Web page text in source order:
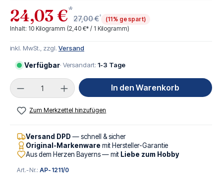
24,03 €*
27,00 €*
(11% gespart)
Inhalt: 10 Kilogramm (2,40 €* / 1 Kilogramm)
inkl. MwSt., zzgl. Versand
Verfügbar· Versandart: 1-3 Tage
Produkt Anzahl: Gib den gewünschten Wert
In den Warenkorb
Zum Merkzettel hinzufügen
Versand DPD — schnell & sicher
Original-Markenware mit Hersteller-Garantie
Aus dem Herzen Bayerns — mit Liebe zum Hobby
Art.-Nr.:AP-1211/0